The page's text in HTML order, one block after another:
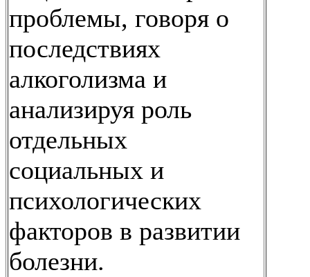
проблемы, говоря о
последствиях
алкоголизма и
анализируя роль
отдельных
социальных и
психологических
факторов в развитии
болезни.